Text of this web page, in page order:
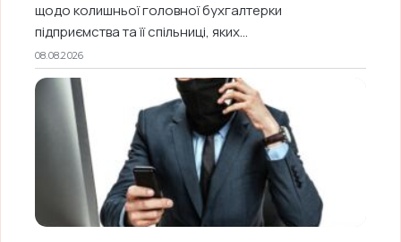
щодо колишньої головної бухгалтерки
підприємства та її спільниці, яких...
08.08.2026